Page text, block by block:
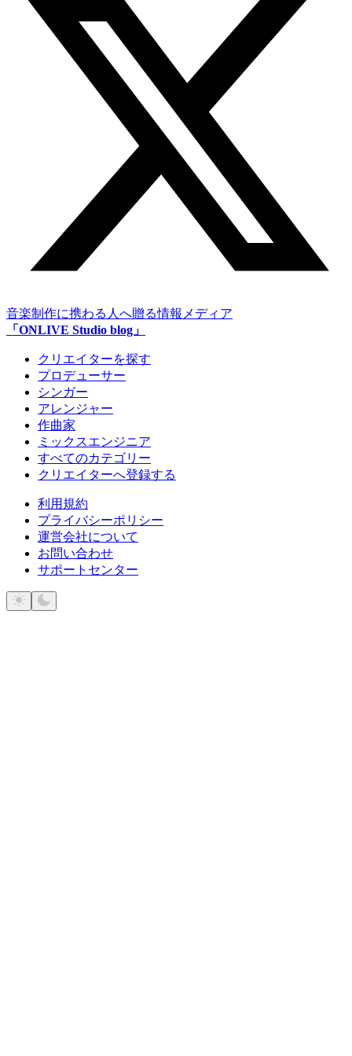
音楽制作に携わる人へ贈る情報メディア
「ONLIVE Studio blog」
クリエイターを探す
プロデューサー
シンガー
アレンジャー
作曲家
ミックスエンジニア
すべてのカテゴリー
クリエイターへ登録する
利用規約
プライバシーポリシー
運営会社について
お問い合わせ
サポートセンター